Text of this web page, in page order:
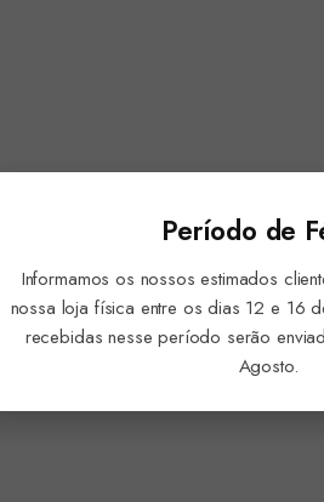
Período de
Informamos os nossos estimados
nossa loja física entre os dias 12 e 16
recebidas nesse período serão
Agosto.